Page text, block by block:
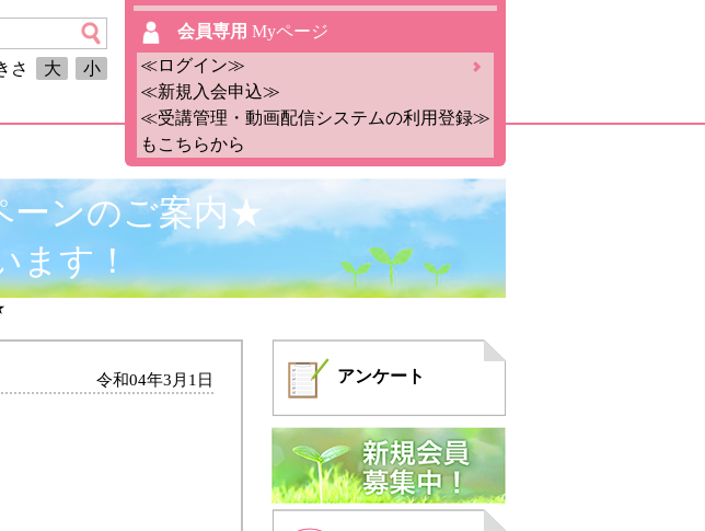
さ 大 小
会員専用 Myページ
≪ログイン≫
≪新規入会申込≫
≪受講管理・動画配信システムの利用登録≫
もこちらから
ーンのご案内★
ます！
令和04年3月1日
アンケート